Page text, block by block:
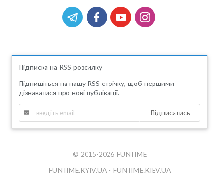
Підписка на RSS розсилку
Підпишіться на нашу RSS стрічку, щоб першими
дізнаватися про нові публікації.
Підписатись
© 2015-2026 FUNTIME
FUNTIME.KYIV.UA • FUNTIME.KIEV.UA